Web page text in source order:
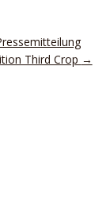
Third Crop →